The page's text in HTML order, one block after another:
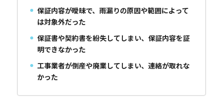
保証内容が曖昧で、雨漏りの原因や範囲によって
は対象外だった
保証書や契約書を紛失してしまい、保証内容を証
明できなかった
工事業者が倒産や廃業してしまい、連絡が取れな
かった